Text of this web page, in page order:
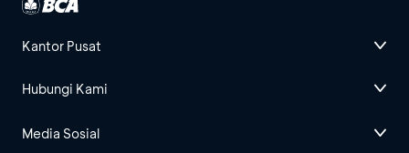
Kantor Pusat
Hubungi Kami
Media Sosial